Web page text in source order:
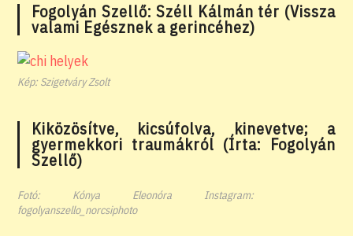
Fogolyán Szellő: Széll Kálmán tér (Vissza
valami Egésznek a gerincéhez)
Kép: Szigetváry Zsolt
Kiközösítve, kicsúfolva, kinevetve; a
gyermekkori traumákról (Írta: Fogolyán
Szellő)
Fotó: Kónya Eleonóra Instagram:
fogolyanszello_norcsiphoto